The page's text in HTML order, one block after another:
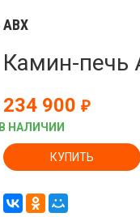
ABX
Камин-печь
234 900₽
В НАЛИЧИИ
КУПИТЬ